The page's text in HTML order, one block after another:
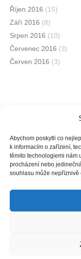
Abychom poskytli co
k informacím o zařízení,
těmito technologiemi nám
procházení nebo
souhlasu může nepříznivě
Říjen 2016 (15)
Září 2016 (8)
Srpen 2016 (10)
Červenec 2016 (3)
Červen 2016 (3)
Jsme na sociálních
Facebook